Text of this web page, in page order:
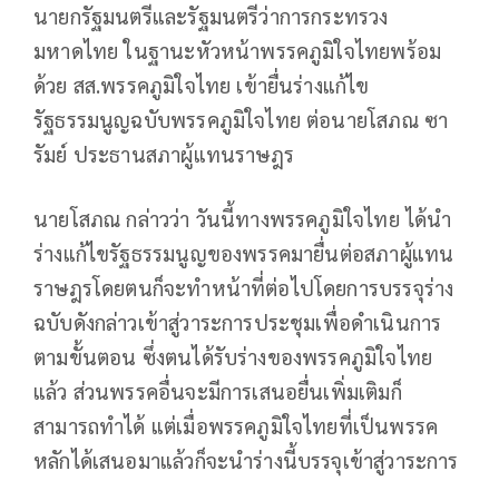
นายกรัฐมนตรีและรัฐมนตรีว่าการกระทรวง
มหาดไทย ในฐานะหัวหน้าพรรคภูมิใจไทยพร้อม
ด้วย สส.พรรคภูมิใจไทย เข้ายื่นร่างแก้ไข
รัฐธรรมนูญฉบับพรรคภูมิใจไทย ต่อนายโสภณ ซา
รัมย์ ประธานสภาผู้แทนราษฎร
นายโสภณ กล่าวว่า วันนี้ทางพรรคภูมิใจไทย ได้นำ
ร่างแก้ไขรัฐธรรมนูญของพรรคมายื่นต่อสภาผู้แทน
ราษฎรโดยตนก็จะทำหน้าที่ต่อไปโดยการบรรจุร่าง
ฉบับดังกล่าวเข้าสู่วาระการประชุมเพื่อดำเนินการ
ตามขั้นตอน ซึ่งตนได้รับร่างของพรรคภูมิใจไทย
แล้ว ส่วนพรรคอื่นจะมีการเสนอยื่นเพิ่มเติมก็
สามารถทำได้ แต่เมื่อพรรคภูมิใจไทยที่เป็นพรรค
หลักได้เสนอมาแล้วก็จะนำร่างนี้บรรจุเข้าสู่วาระการ